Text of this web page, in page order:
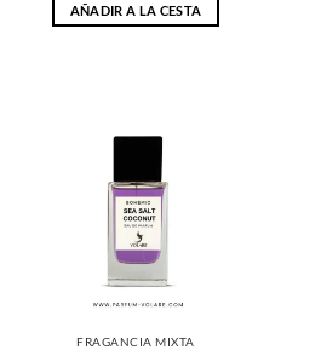
AÑADIR A LA CESTA
FRAGANCIA MIXTA